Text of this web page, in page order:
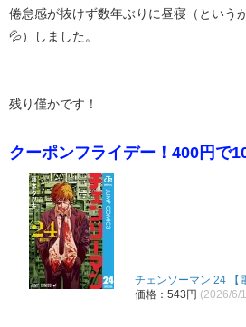
倦怠感が抜けず数年ぶりに昼寝（という
💦）しました。
残り僅かです！
クーポンフライデー！400円で
チェンソーマン 24 【
価格：543円 (2026/6/